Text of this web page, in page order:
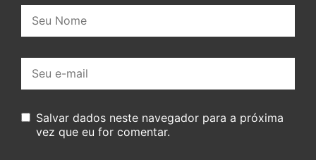
mail:
Salvar dados neste navegador para a próxima
vez que eu for comentar.